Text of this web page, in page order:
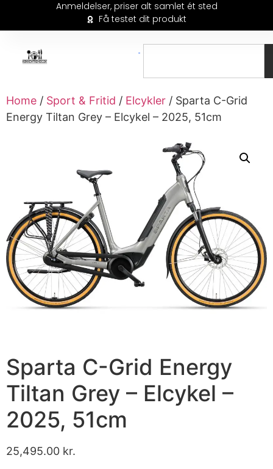
Anmeldelser, priser alt samlet ét sted
Få testet dit produkt
Home / Sport & Fritid / Elcykler / Sparta C-Grid
Energy Tiltan Grey – Elcykel – 2025, 51cm
Sparta C-Grid Energy
Tiltan Grey – Elcykel –
2025, 51cm
25,495.00 kr.